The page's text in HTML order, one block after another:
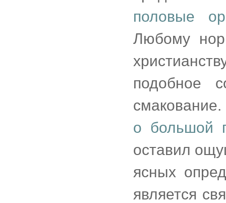
половые
Любому
подобное
о большой
оставил
ясных
является